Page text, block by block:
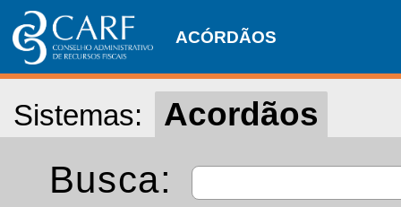
ACÓRDÃOS
Sistemas: Acordãos
Busca: